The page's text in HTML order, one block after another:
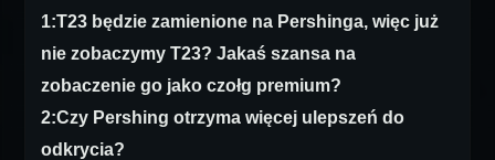
1:T23 będzie zamienione na Pershinga, więc już
nie zobaczymy T23? Jakaś szansa na
zobaczenie go jako czołg premium?
2:Czy Pershing otrzyma więcej ulepszeń do
odkrycia?